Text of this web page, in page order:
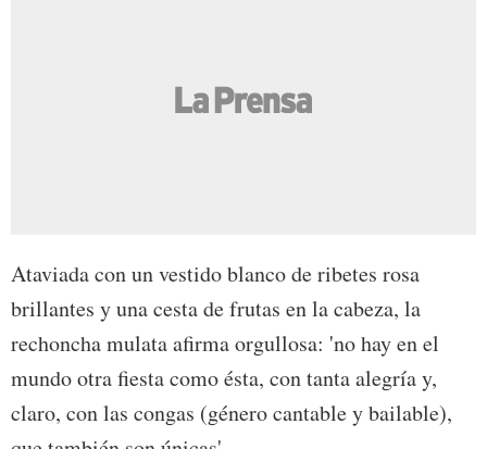
Ataviada con un vestido blanco de ribetes rosa
brillantes y una cesta de frutas en la cabeza, la
rechoncha mulata afirma orgullosa: 'no hay en el
mundo otra fiesta como ésta, con tanta alegría y,
claro, con las congas (género cantable y bailable),